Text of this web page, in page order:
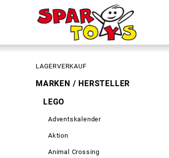
LAGERVERKAUF
MARKEN / HERSTELLER
LEGO
Adventskalender
Aktion
Animal Crossing